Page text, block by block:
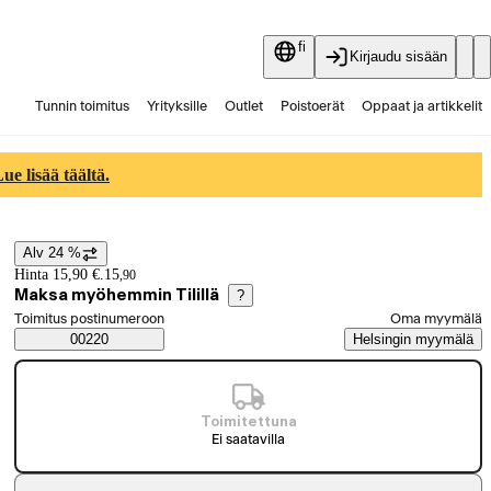
fi
Kirjaudu sisään
Tunnin toimitus Yrityksille Outlet Poistoerät Oppaat ja artikkelit
lisää täältä.
Hintatiedot
Alv 24 %
Hinta 15,90 €. 15,90
Maksa myöhemmin Tilillä ?
Saatavuustiedot
Valitse tilaustapa
Toimitus postinumeroon
00220
Oma myymälä
Helsingin myymälä
Toimitettuna
Ei saatavilla